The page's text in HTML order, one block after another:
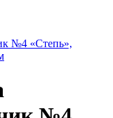
№4 «Степь»,